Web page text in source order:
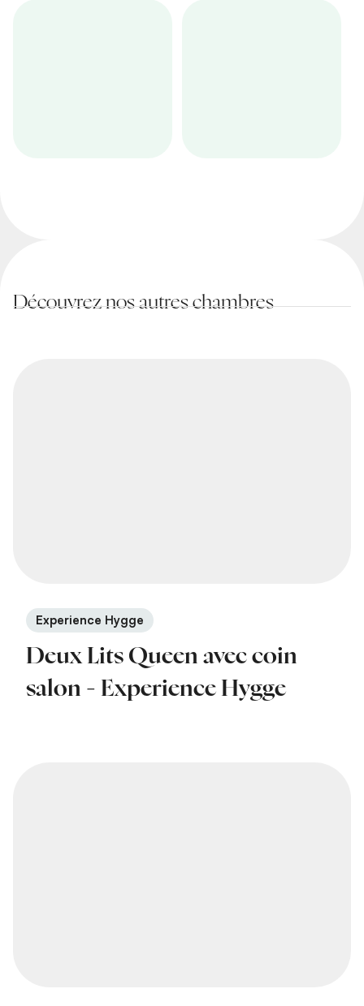
Découvrez nos autres chambres
Experience Hygge
Deux Lits Queen avec coin
salon - Experience Hygge